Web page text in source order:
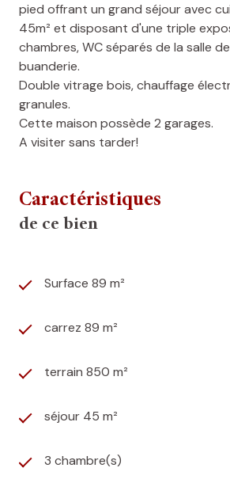
pied offrant un grand séjour avec
45m² et disposant d'une triple
chambres, WC séparés de la salle
buanderie.
Double vitrage bois, chauffage
granules.
Cette maison possède 2 garages.
A visiter sans tarder!
Caractéristiques
de ce bien
Surface 89 m²
carrez 89 m²
terrain 850 m²
séjour 45 m²
3 chambre(s)